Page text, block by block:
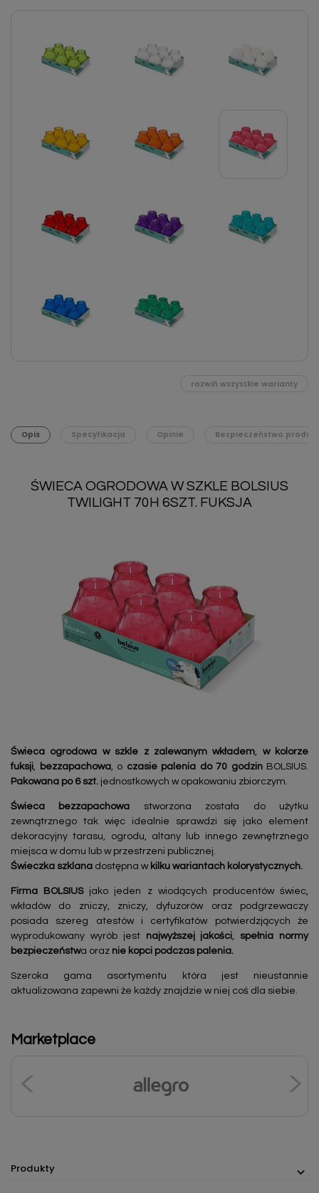
rozwiń wszystkie warianty
Opis Specyfikacja Opinie Bezpieczeństwo
ŚWIECA OGRODOWA W SZKLE BOLSIUS
TWILIGHT 70H 6SZT. FUKSJA
Świeca ogrodowa w szkle z zalewanym wkładem, w kolorze
fuksji, bezzapachowa, o czasie palenia do 70 godzinBOLSIUS.
Pakowana po 6 szt. jednostkowych w opakowaniu zbiorczym.
Świeca bezzapachowa stworzona została do użytku
zewnątrznego tak więc idealnie sprawdzi się jako element
dekoracyjny tarasu, ogrodu, altany lub innego zewnętrznego
miejsca w domu lub w przestrzeni publicznej.
Świeczka szklana dostępna w kilku wariantach kolorystycznych.
Firma BOLSIUSjako jeden z wiodących producentów świec,
wkładów do zniczy, zniczy, dyfuzorów oraz podgrzewaczy
posiada szereg atestów i certyfikatów potwierdzjących że
wyprodukowany wyrób jest
najwyższej jakości,spełnia normy
bezpieczeństwa oraz nie kopci podczas palenia.
Szeroka gama asortymentu która jest nieustannie
aktualizowana zapewni że każdy znajdzie w niej coś dla siebie.
Marketplace
Produkty